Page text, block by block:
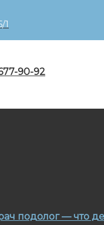
1
90-92
подолог — что